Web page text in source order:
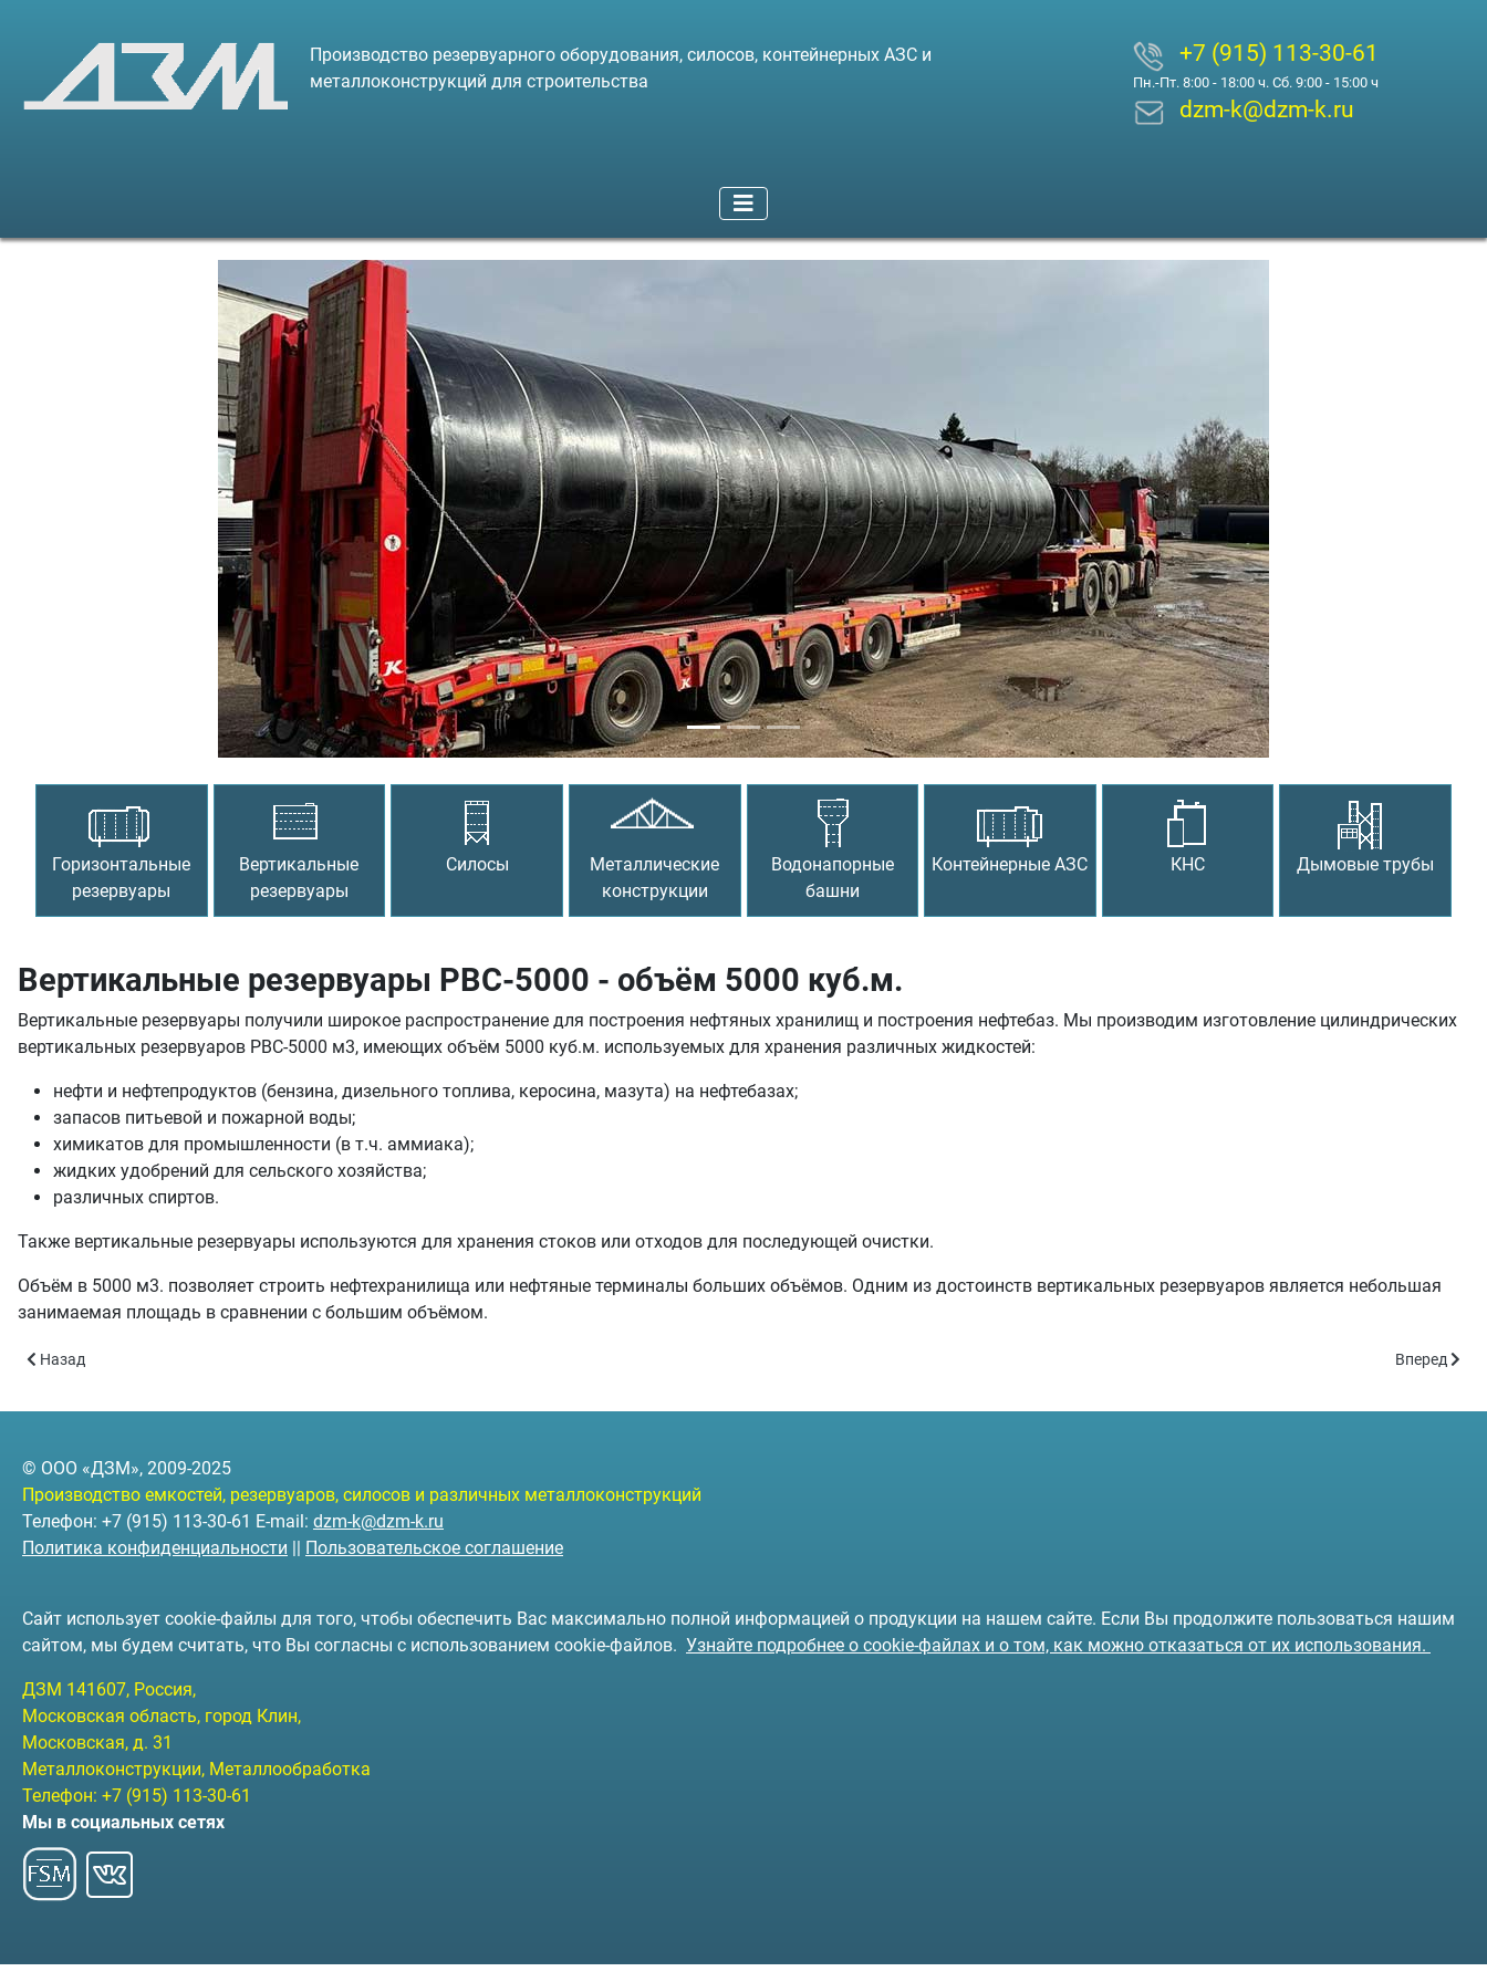
Производство резервуарного оборудования, силосов, контейнерных АЗС и
металлоконструкций для строительства
+7 (915) 113-30-61
Пн.-Пт. 8:00 - 18:00 ч. Сб. 9:00 - 15:00 ч
dzm-k@dzm-k.ru
Предыдущий
Горизонтальные
резервуары
Вертикальные
резервуары
Силосы
Металлические
конструкции
Водонапорные
башни
Контейнерные АЗС КНС Дымовые трубы
Вертикальные резервуары РВС-5000 - объём 5000 куб.м.
Вертикальные резервуары получили широкое распространение для построения нефтяных хранилищ и построения нефтебаз. Мы производим изготовление цилиндрических
вертикальных резервуаров РВС-5000 м3, имеющих объём 5000 куб.м. используемых для хранения различных жидкостей:
нефти и нефтепродуктов (бензина, дизельного топлива, керосина, мазута) на нефтебазах;
запасов питьевой и пожарной воды;
химикатов для промышленности (в т.ч. аммиака);
жидких удобрений для сельского хозяйства;
различных спиртов.
Также вертикальные резервуары используются для хранения стоков или отходов для последующей очистки.
Объём в 5000 м3. позволяет строить нефтехранилища или нефтяные терминалы больших объёмов. Одним из достоинств вертикальных резервуаров является небольшая
занимаемая площадь в сравнении с большим объёмом.
Предыдущий: Вертикальные резервуары РВС-10000 - объём 10000 куб.м.
Назад Следующий:
Вперед
© ООО «ДЗМ», 2009-2025
Производство емкостей, резервуаров, силосов и различных металлоконструкций
Телефон: +7 (915) 113-30-61 E-mail: dzm-k@dzm-k.ru
Политика конфиденциальности || Пользовательское соглашение
Сайт использует cookie-файлы для того, чтобы обеспечить Вас максимально полной информацией о продукции на нашем сайте. Если Вы продолжите пользоваться нашим
сайтом, мы будем считать, что Вы согласны с использованием cookie-файлов. Узнайте подробнее о cookie-файлах и о том, как можно отказаться от их использования.
ДЗМ 141607, Россия,
Московская область, город Клин,
Московская, д. 31
Металлоконструкции, Металлообработка
Телефон: +7 (915) 113-30-61
Мы в социальных сетях